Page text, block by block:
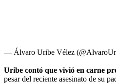
— Álvaro Uribe Vélez
Uribe contó que vivió en carne
pesar del reciente asesinato de su